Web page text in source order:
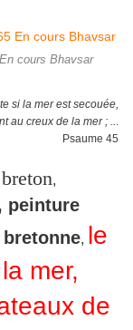
cours Bhavsar
si la mer est secouée,
au creux de la mer ; ...
Psaume 45
,
peinture
, le
mer,
de